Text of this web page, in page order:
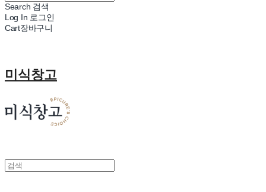
Search 검색
Log In 로그인
Cart장바구니
미식창고